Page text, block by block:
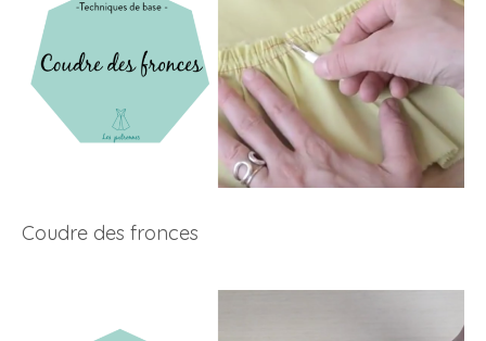
Coudre des fronces